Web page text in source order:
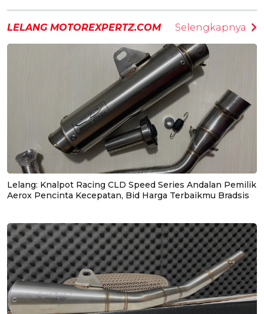
LELANG MOTOREXPERTZ.COM Selengkapnya
Lelang: Knalpot Racing CLD Speed Series Andalan Pemilik
Aerox Pencinta Kecepatan, Bid Harga Terbaikmu Bradsis